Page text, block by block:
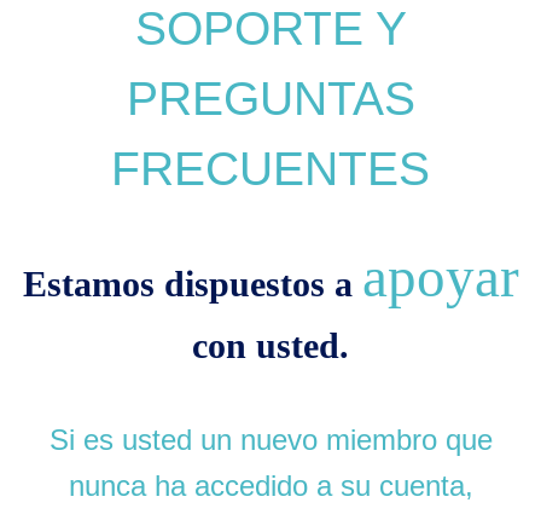
SOPORTE Y
PREGUNTAS
FRECUENTES
Estamos dispuestos a apoyar
con usted.
Si es usted un nuevo miembro que
nunca ha accedido a su cuenta,